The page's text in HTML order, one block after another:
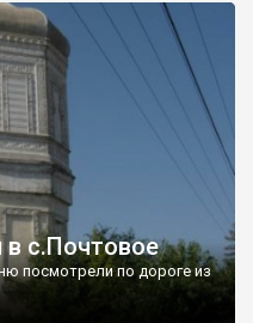
с.Почтовое
посмотрели по дороге из